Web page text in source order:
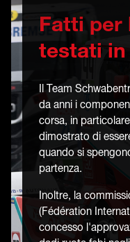
Fatti per
testati in
Il Team
da anni i
corsa, in
dimostrato di
quando si
partenza.
Inoltre, la
(Fédération
concesso